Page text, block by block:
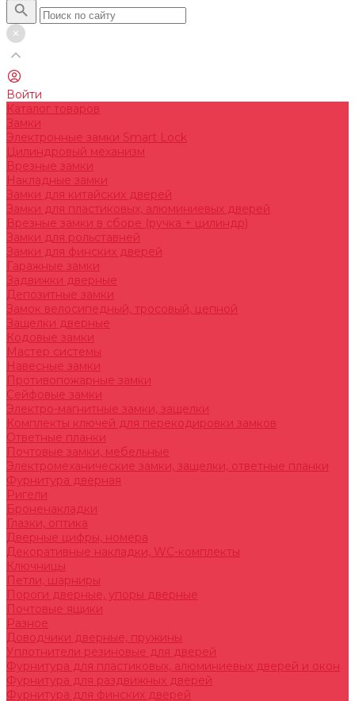
Войти
Каталог товаров
Замки
Электронные замки Smart Lock
Цилиндровый механизм
Врезные замки
Накладные замки
Замки для китайских дверей
Замки для пластиковых, алюминиевых дверей
Врезные замки в сборе (ручка + цилиндр)
Замки для рольставней
Замки для финских дверей
Гаражные замки
Задвижки дверные
Депозитные замки
Замок велосипедный, тросовый, цепной
Защелки дверные
Кодовые замки
Мастер системы
Навесные замки
Противопожарные замки
Сейфовые замки
Электро-магнитные замки, защелки
Комплекты ключей для перекодировки замков
Ответные планки
Почтовые замки, мебельные
Электромеханические замки, защелки, ответные планки
Фурнитура дверная
Ригели
Броненакладки
Глазки, оптика
Дверные цифры, номера
Декоративные накладки, WC-комплекты
Ключницы
Петли, шарниры
Пороги дверные, упоры дверные
Почтовые ящики
Разное
Доводчики дверные, пружины
Уплотнители резиновые для дверей
Фурнитура для пластиковых, алюминиевых дверей и окон
Фурнитура для раздвижных дверей
Фурнитура для финских дверей